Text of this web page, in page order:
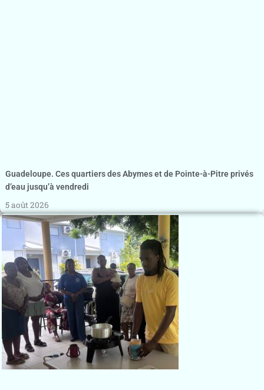
Guadeloupe. Ces quartiers des Abymes et de Pointe-à-Pitre privés
d’eau jusqu’à vendredi
5 août 2026